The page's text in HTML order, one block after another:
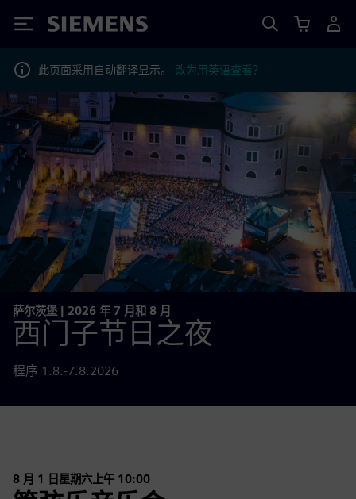
Siemens
此页面采用自动翻译显示。 改为用英语查看？
萨尔茨堡 | 2026 年 7 月和 8 月
西门子节日之夜
程序 1.8.-7.8.2026
8 月 1 日星期六上午 10:00